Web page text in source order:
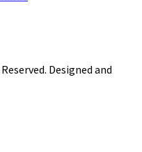
Designed and